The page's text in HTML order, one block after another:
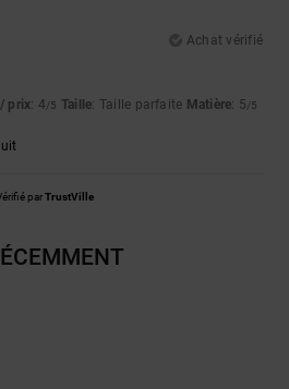
Achat vérifié
prix: 4/5 Taille: Taille parfaite Matière: 5/5
parTrustVille